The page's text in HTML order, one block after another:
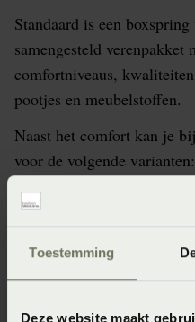
Toestemming
Deze website maakt
Standaard is een
samengesteld verenpakket
comfortniveaus,
pootjes en meubelstoffen.
Naast het comfort kan je
voor de volgende varianten: